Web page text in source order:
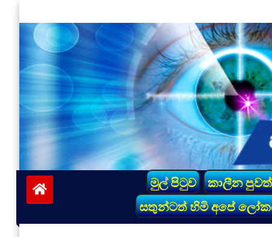
to
content
vinivida.lk
මුල් පිටුව කාලීන පුවත්
සතුන්ටත් හිමි අපේ